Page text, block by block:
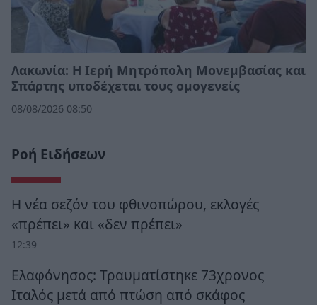
Λακωνία: Η Ιερή Μητρόπολη Μονεμβασίας και
Σπάρτης υποδέχεται τους ομογενείς
08/08/2026 08:50
Ροή Ειδήσεων
Η νέα σεζόν του φθινοπώρου, εκλογές
«πρέπει» και «δεν πρέπει»
12:39
Ελαφόνησος: Τραυματίστηκε 73χρονος
Ιταλός μετά από πτώση από σκάφος